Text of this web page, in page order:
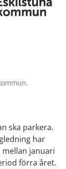
ska parkera.
har
januari
förra året.